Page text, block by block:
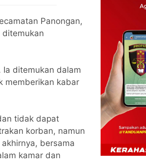
Panongan,
ditemukan
Ia ditemukan dalam
memberikan kabar
tidak dapat
korban, namun
bersama
kamar dan